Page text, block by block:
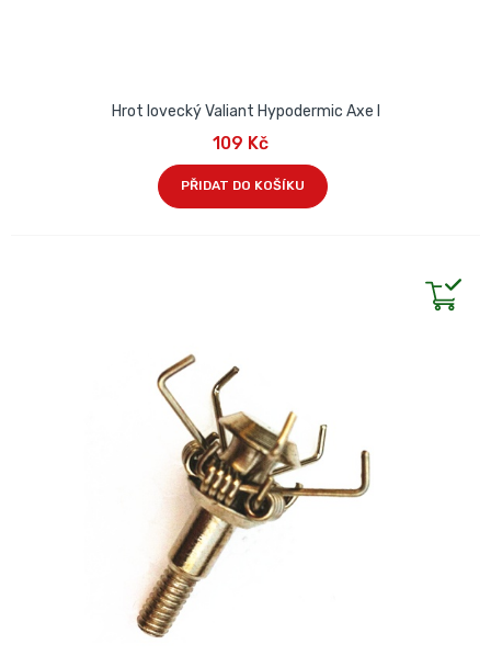
Hrot lovecký Valiant Hypodermic Axe I
109 Kč
PŘIDAT DO KOŠÍKU